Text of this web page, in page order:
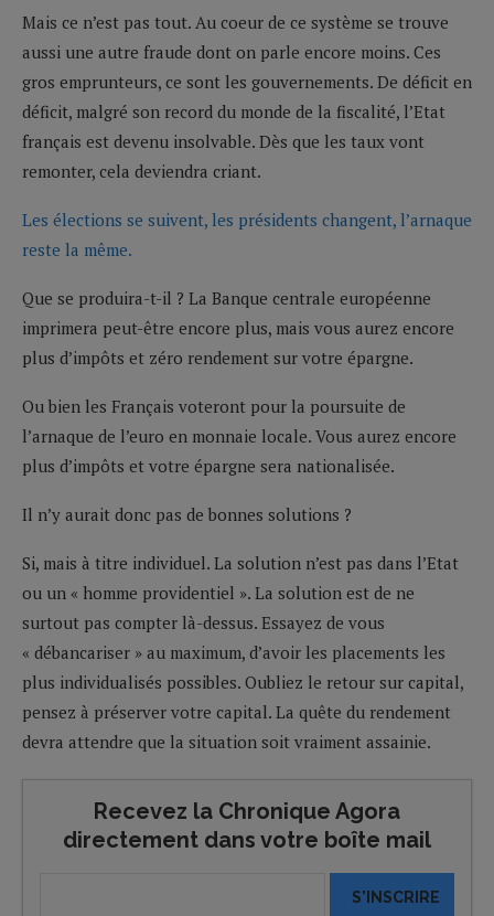
Mais ce n’est pas tout. Au coeur de ce système se trouve
aussi une autre fraude dont on parle encore moins. Ces
gros emprunteurs, ce sont les gouvernements. De déficit en
déficit, malgré son record du monde de la fiscalité, l’Etat
français est devenu insolvable. Dès que les taux vont
remonter, cela deviendra criant.
Les élections se suivent, les présidents changent, l’arnaque
reste la même.
Que se produira-t-il ? La Banque centrale européenne
imprimera peut-être encore plus, mais vous aurez encore
plus d’impôts et zéro rendement sur votre épargne.
Ou bien les Français voteront pour la poursuite de
l’arnaque de l’euro en monnaie locale. Vous aurez encore
plus d’impôts et votre épargne sera nationalisée.
Il n’y aurait donc pas de bonnes solutions ?
Si, mais à titre individuel. La solution n’est pas dans l’Etat
ou un « homme providentiel ». La solution est de ne
surtout pas compter là-dessus. Essayez de vous
« débancariser » au maximum, d’avoir les placements les
plus individualisés possibles. Oubliez le retour sur capital,
pensez à préserver votre capital. La quête du rendement
devra attendre que la situation soit vraiment assainie.
Recevez la Chronique Agora
directement dans votre boîte mail
S'INSCRIRE